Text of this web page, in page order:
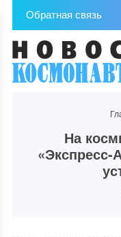
Обратная связь
На
«Экспресс-